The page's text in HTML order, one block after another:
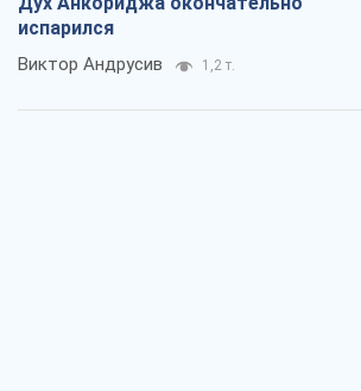
испарился
Виктор Андрусив 1,2 т.